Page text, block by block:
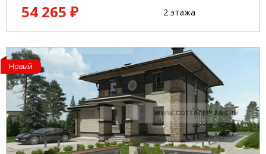
54 265 ₽
2 этажа
Новый